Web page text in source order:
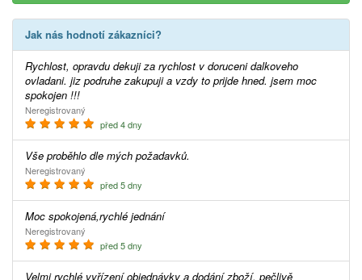
Jak nás hodnotí zákazníci?
Rychlost, opravdu dekuji za rychlost v doruceni dalkoveho
ovladani. jiz podruhe zakupuji a vzdy to prijde hned. jsem moc
spokojen !!!
Neregistrovaný
před 4 dny
Vše proběhlo dle mých požadavků.
Neregistrovaný
před 5 dny
Moc spokojená,rychlé jednání
Neregistrovaný
před 5 dny
Velmi rychlé vyřízení objednávky a dodání zboží. pečlivě